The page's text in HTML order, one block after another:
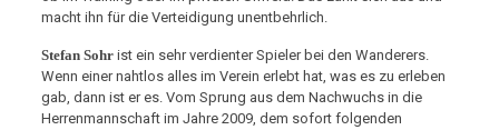
macht ihn für die Verteidigung unentbehrlich.
Stefan Sohrist ein sehr verdienter Spieler bei den Wanderers.
Wenn einer nahtlos alles im Verein erlebt hat, was es zu erleben
gab, dann ist er es. Vom Sprung aus dem Nachwuchs in die
Herrenmannschaft im Jahre 2009, dem sofort folgenden